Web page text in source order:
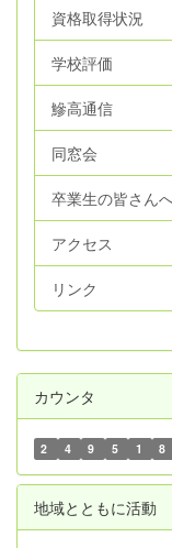
資格取得状況
学校評価
鰺高通信
同窓会
卒業生の皆さん
アクセス
リンク
カウンタ
2 4 9 5 1 8
地域とともに活動